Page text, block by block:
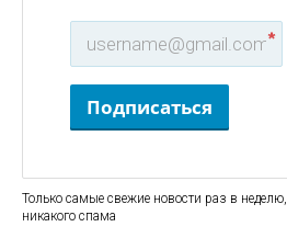
*
Подписаться
Только самые свежие новости раз в неделю,
никакого спама